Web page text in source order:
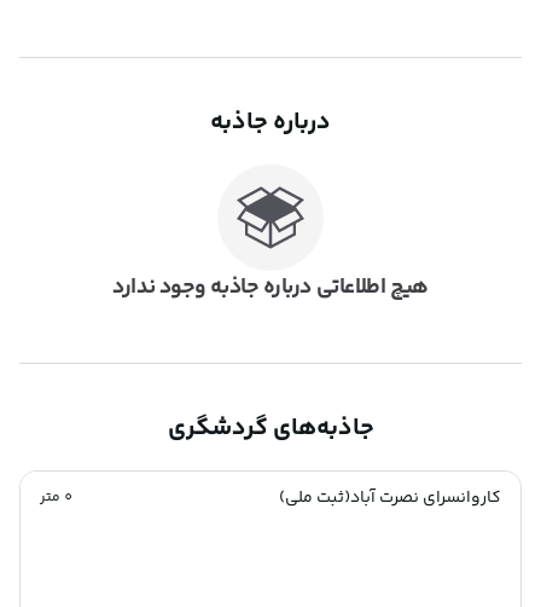
درباره جاذبه
هیچ اطلاعاتی درباره جاذبه وجود ندارد
جاذبه‌های گردشگری
کاروانسرای نصرت آباد(ثبت ملی) 0 متر